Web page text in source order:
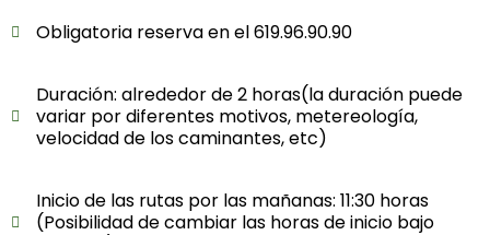
Obligatoria reserva en el 619.96.90.90
Duración: alrededor de 2 horas(la duración puede
variar por diferentes motivos, metereología,
velocidad de los caminantes, etc)
Inicio de las rutas por las mañanas: 11:30 horas
(Posibilidad de cambiar las horas de inicio bajo